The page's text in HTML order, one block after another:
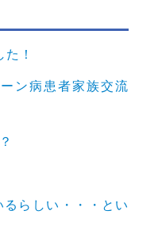
！
ン病患者家族交流
らしい・・・とい